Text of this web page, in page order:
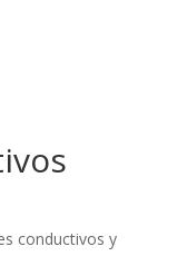
conductivos y